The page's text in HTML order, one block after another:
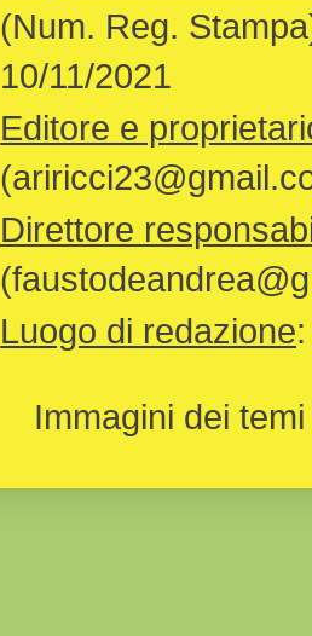
(Num. Reg.
10/11/2021
Editore e
Direttore
Luogo di redazione
Immagini dei